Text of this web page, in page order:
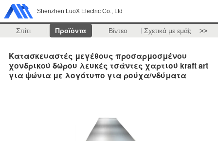
Shenzhen LuoX Electric Co., Ltd
Σπίτι Προϊόντα Βίντεο Σχετικά με εμάς >>
Κατασκευαστές μεγέθους προσαρμοσμένου
χονδρικού δώρου λευκές τσάντες χαρτιού kraft art
για ψώνια με λογότυπο για ρούχα/νδύματα